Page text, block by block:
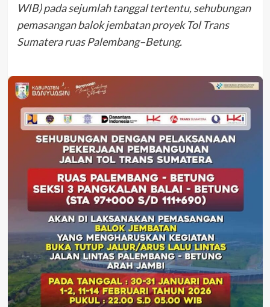
WIB) pada sejumlah tanggal tertentu, sehubungan
pemasangan balok jembatan proyek Tol Trans
Sumatera ruas Palembang–Betung.